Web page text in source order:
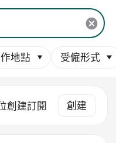
地點 受僱形式
創建訂閱 創建